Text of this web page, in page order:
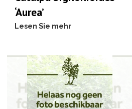
‘Aurea’
Lesen Sie mehr